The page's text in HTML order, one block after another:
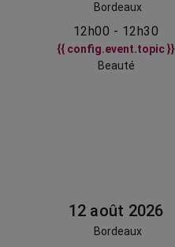
Bordeaux
12h00 - 12h30
{{ config.event.topic }}
Beauté
12 août 2026
Bordeaux